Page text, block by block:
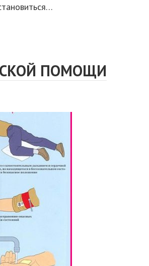
ПОМОЩИ